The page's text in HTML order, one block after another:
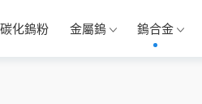
碳化鎢粉 金屬鎢 鎢合金